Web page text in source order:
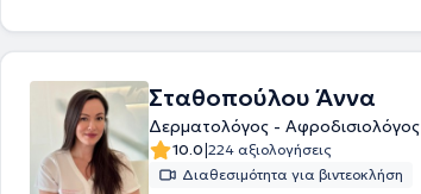
Σταθοπούλου Άννα
Δερματολόγος - Αφροδισιολόγος
10.0|224 αξιολογήσεις
Διαθεσιμότητα για βιντεοκλήση